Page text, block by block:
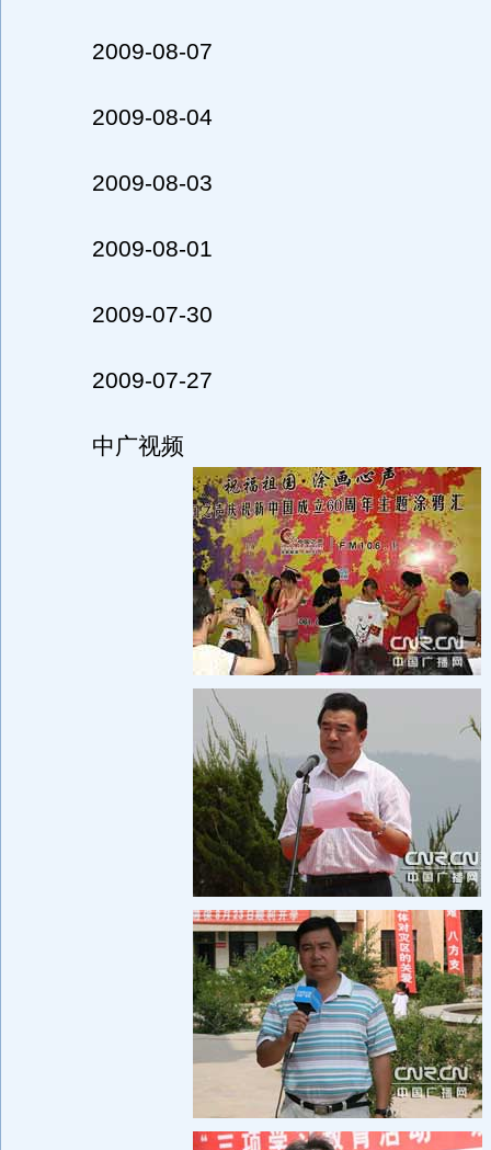
2009-08-07
2009-08-04
2009-08-03
2009-08-01
2009-07-30
2009-07-27
中广视频